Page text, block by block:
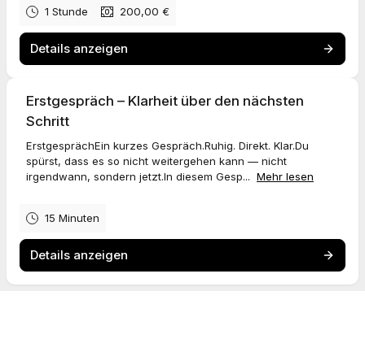
1 Stunde 200,00 €
Details anzeigen
Erstgespräch – Klarheit über den nächsten
Schritt
ErstgesprächEin kurzes Gespräch.Ruhig. Direkt. Klar.Du
spürst, dass es so nicht weitergehen kann — nicht
irgendwann, sondern jetzt.In diesem Gesp... Mehr lesen
15 Minuten
Details anzeigen